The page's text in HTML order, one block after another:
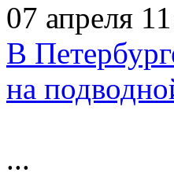
07 апреля
В
на
...